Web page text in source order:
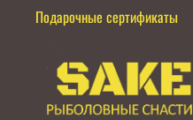
Подарочные сертификаты